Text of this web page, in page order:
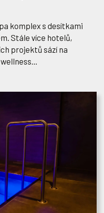
komplex s desítkami
Stále více hotelů,
projektů sází na